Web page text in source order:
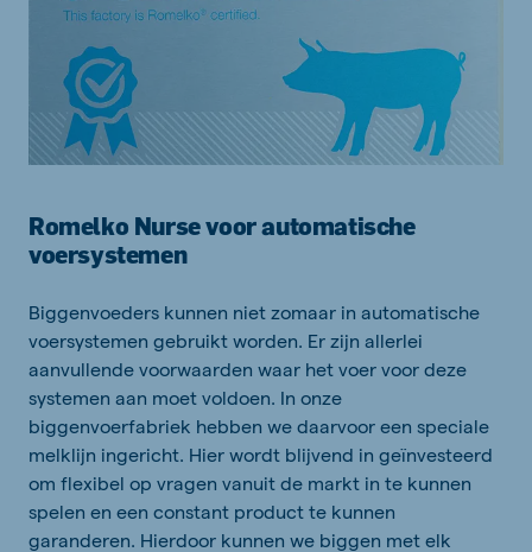
Romelko Nurse voor automatische
voersystemen
Biggenvoeders kunnen niet zomaar in automatische
voersystemen gebruikt worden. Er zijn allerlei
aanvullende voorwaarden waar het voer voor deze
systemen aan moet voldoen. In onze
biggenvoerfabriek hebben we daarvoor een speciale
melklijn ingericht. Hier wordt blijvend in geïnvesteerd
om flexibel op vragen vanuit de markt in te kunnen
spelen en een constant product te kunnen
garanderen. Hierdoor kunnen we biggen met elk